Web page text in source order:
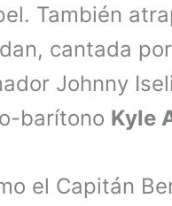
También
cantada
Johnny
barítono Kyle
el Capitán